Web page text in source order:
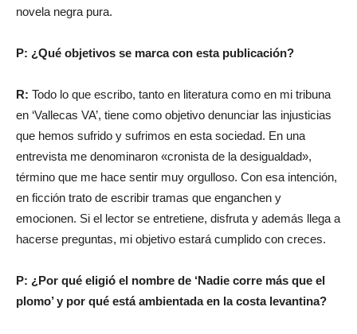
novela negra pura.
P: ¿Qué objetivos se marca con esta publicación?
R: Todo lo que escribo, tanto en literatura como en mi tribuna
en ‘Vallecas VA’, tiene como objetivo denunciar las injusticias
que hemos sufrido y sufrimos en esta sociedad. En una
entrevista me denominaron «cronista de la desigualdad»,
término que me hace sentir muy orgulloso. Con esa intención,
en ficción trato de escribir tramas que enganchen y
emocionen. Si el lector se entretiene, disfruta y además llega a
hacerse preguntas, mi objetivo estará cumplido con creces.
P: ¿Por qué eligió el nombre de ‘Nadie corre más que el
plomo’ y por qué está ambientada en la costa levantina?